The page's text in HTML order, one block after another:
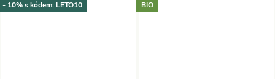
- 10% s kódem: LETO10 BIO